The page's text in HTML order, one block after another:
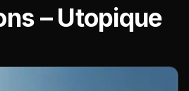
– Utopique